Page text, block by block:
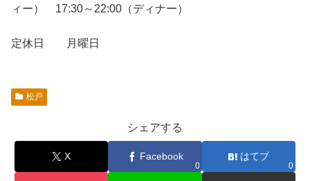
ィー） 17:30～22:00（ディナー）
定休日 月曜日
松戸
シェアする
X Facebook
0
はてブ
0